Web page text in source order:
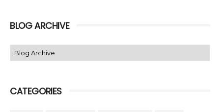
BLOG ARCHIVE
CATEGORIES